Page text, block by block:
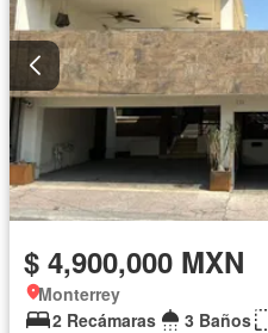
$ 4,900,000 MXN
Monterrey
2 Recámaras
3 Baños